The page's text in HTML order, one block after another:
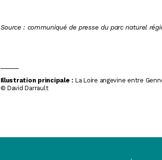
Source : communiqué de presse du parc naturel
Illustration principale : La Loire angevine entre
© David Darrault